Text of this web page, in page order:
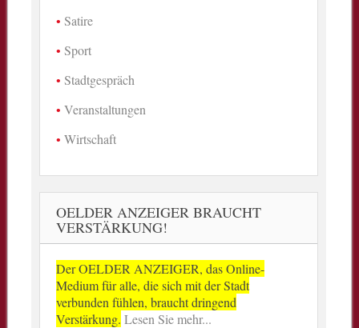
Satire
Sport
Stadtgespräch
Veranstaltungen
Wirtschaft
OELDER ANZEIGER BRAUCHT
VERSTÄRKUNG!
Der OELDER ANZEIGER, das Online-
Medium für alle, die sich mit der Stadt
verbunden fühlen, braucht dringend
Verstärkung. Lesen Sie mehr...